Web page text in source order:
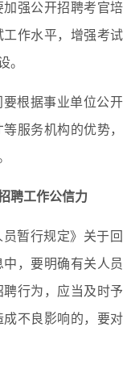
强公开招聘考官培
作水平，增强考试
。
根据事业单位公开
服务机构的优势，
聘工作公信力
暂行规定》关于回
，要明确有关人员
行为，应当及时予
不良影响的，要对